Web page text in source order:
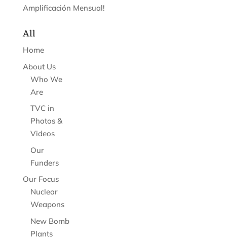
Amplificación Mensual!
All
Home
About Us
Who We
Are
TVC in
Photos &
Videos
Our
Funders
Our Focus
Nuclear
Weapons
New Bomb
Plants